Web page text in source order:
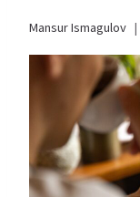
Mansur Ismagulov